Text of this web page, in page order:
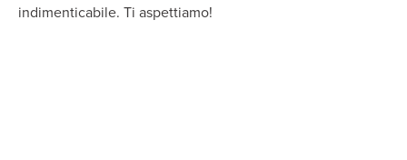
indimenticabile. Ti aspettiamo!